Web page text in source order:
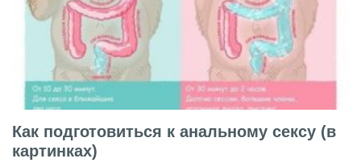
Как подготовиться к анальному сексу (в
картинках)